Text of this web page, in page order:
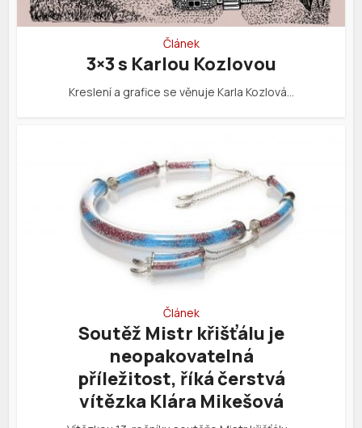
Článek
3×3 s Karlou Kozlovou
Kreslení a grafice se věnuje Karla Kozlová…
Článek
Soutěž Mistr křišťálu je
neopakovatelná
příležitost, říká čerstvá
vítězka Klára Mikešová